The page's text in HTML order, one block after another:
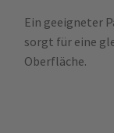
Ein geeigneter
sorgt für eine
Oberfläche.